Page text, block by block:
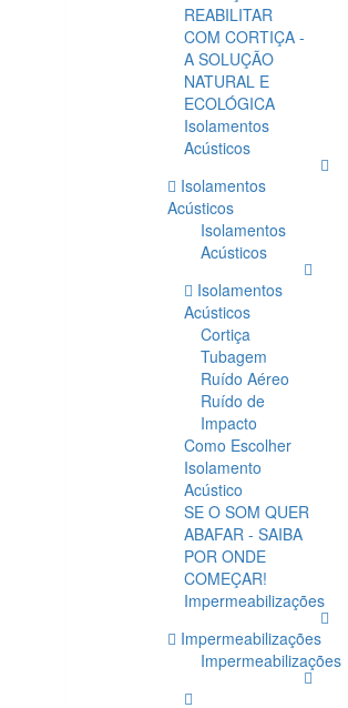
REABILITAR
COM CORTIÇA -
A SOLUÇÃO
NATURAL E
ECOLÓGICA
Isolamentos
Acústicos
Isolamentos
Acústicos
Isolamentos
Acústicos
Isolamentos
Acústicos
Cortiça
Tubagem
Ruído Aéreo
Ruído de
Impacto
Como Escolher
Isolamento
Acústico
SE O SOM QUER
ABAFAR - SAIBA
POR ONDE
COMEÇAR!
Impermeabilizações
Impermeabilizações
Impermeabilizações